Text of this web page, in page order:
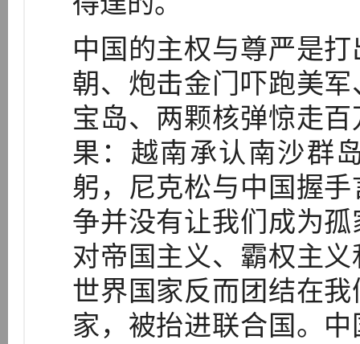
中国的主权与尊严是
朝、炮击金门吓跑美
宝岛、两颗核弹惊走
果：越南承认南沙群
躬，尼克松与中国握
争并没有让我们成为
对帝国主义、霸权主
世界国家反而团结在
家，被抬进联合国。